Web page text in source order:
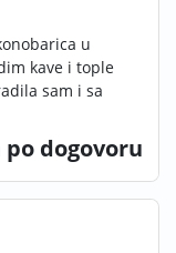
u
kave i tople
sam i sa
po dogovoru